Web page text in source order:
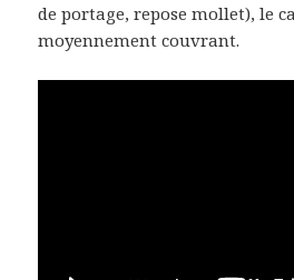
de portage, repose mollet), le
moyennement couvrant.